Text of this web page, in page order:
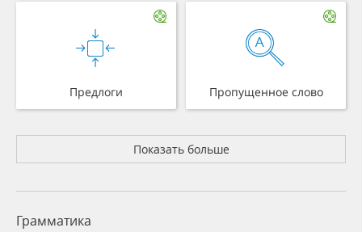
Предлоги Пропущенное слово
Показать больше
Грамматика